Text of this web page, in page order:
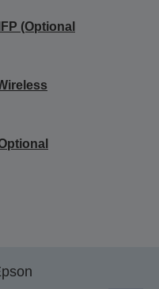
(Optional